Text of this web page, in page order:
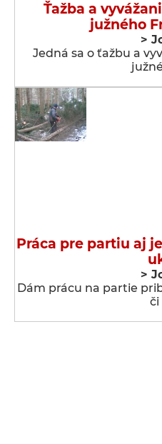
Ťažba a
južného
>
Jedná sa o ťažbu a
Práca pre partiu aj
>
Dám prácu na partie
či